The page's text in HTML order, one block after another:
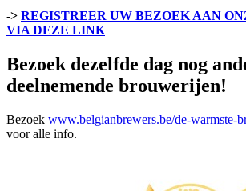
-> REGISTREER UW BEZOEK AAN
VIA DEZE LINK
Bezoek dezelfde dag nog
deelnemende brouwerijen!
Bezoek www.belgianbrewers.be/de-warmste-
voor alle info.